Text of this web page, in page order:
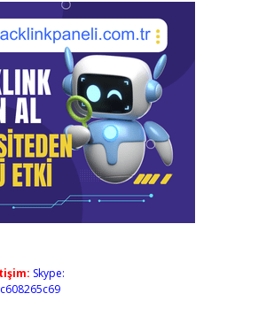
Skype: